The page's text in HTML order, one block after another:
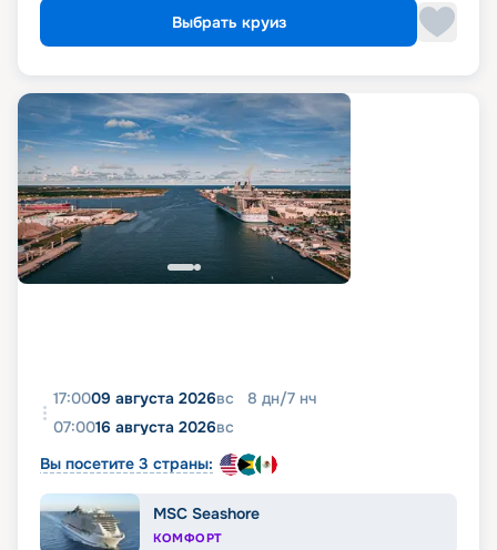
Выбрать круиз
17:0009 августа 2026вс 8 дн/7 нч
07:0016 августа 2026вс
Вы посетите 3 страны:
MSC Seashore
КОМФОРТ